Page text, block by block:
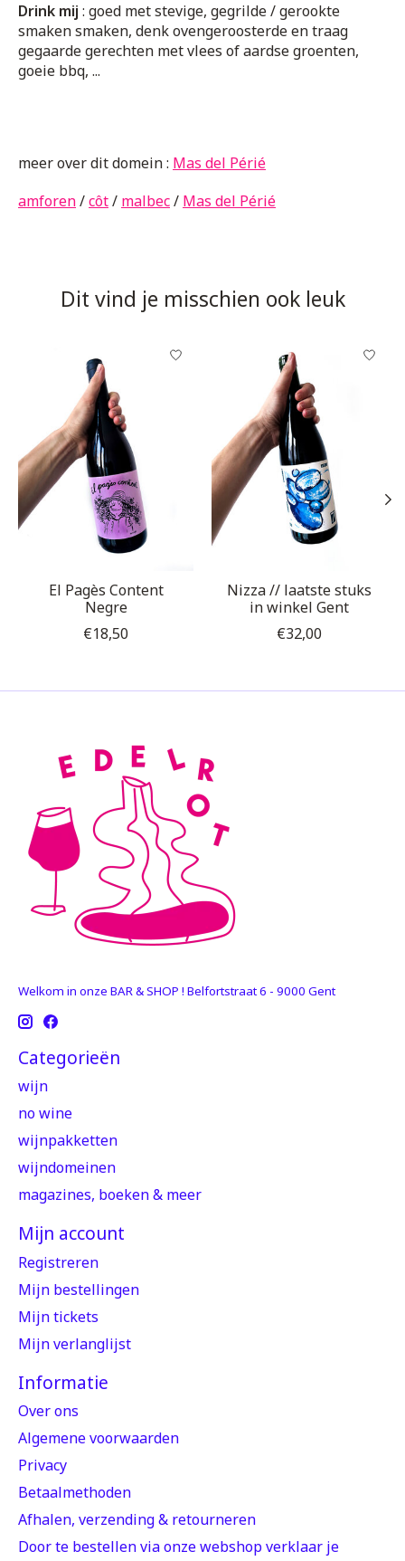
Drink mij : goed met stevige, gegrilde / gerookte
smaken smaken, denk ovengeroosterde en traag
gegaarde gerechten met vlees of aardse groenten,
goeie bbq, ...
meer over dit domein : Mas del Périé
amforen/côt/ malbec/ Mas del Périé
Dit vind je misschien ook leuk
Items van productcarrousel
El Pagès Content
Negre
€18,50
Nizza // laatste stuks
in winkel Gent
€32,00
Welkom in onze BAR & SHOP ! Belfortstraat 6 - 9000 Gent
Categorieën
wijn
no wine
wijnpakketten
wijndomeinen
magazines, boeken & meer
Mijn account
Registreren
Mijn bestellingen
Mijn tickets
Mijn verlanglijst
Informatie
Over ons
Algemene voorwaarden
Privacy
Betaalmethoden
Afhalen, verzending & retourneren
Door te bestellen via onze webshop verklaar je